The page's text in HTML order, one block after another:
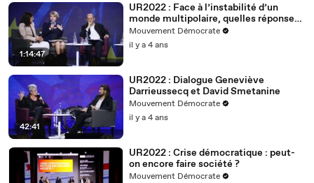
1:14:47
UR2022 : Face à l’instabilité d’un
monde multipolaire, quelles réponses
européennes ?
Mouvement Démocrate
il y a 4 ans
42:41
UR2022 : Dialogue Geneviève
Darrieussecq et David Smetanine
Mouvement Démocrate
il y a 4 ans
UR2022 : Crise démocratique : peut-
on encore faire société ?
Mouvement Démocrate